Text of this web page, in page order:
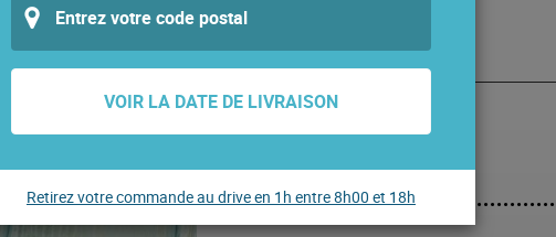
VOIR LA DATE DE LIVRAISON
Retirez votre commande au drive en 1h entre 8h00 et 18h
QUANTITÉ DE SAUMON FUMÉ NORVÈGE
6,90€